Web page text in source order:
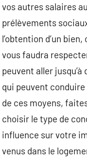
vos autres salaires
prélèvements
l’obtention d’un
vous faudra
peuvent aller
qui peuvent conduire
de ces moyens,
choisir le type de
influence sur votre
venus dans le